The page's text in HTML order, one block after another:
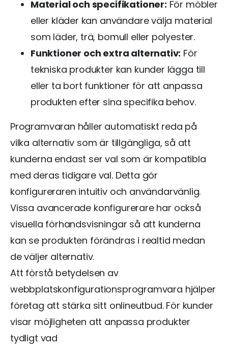
Material och specifikationer: För möbler
eller kläder kan användare välja material
som läder, trä, bomull eller polyester.
Funktioner och extra alternativ: För
tekniska produkter kan kunder lägga till
eller ta bort funktioner för att anpassa
produkten efter sina specifika behov.
Programvaran håller automatiskt reda på
vilka alternativ som är tillgängliga, så att
kunderna endast ser val som är kompatibla
med deras tidigare val. Detta gör
konfigureraren intuitiv och användarvänlig.
Vissa avancerade konfigurerare har också
visuella förhandsvisningar så att kunderna
kan se produkten förändras i realtid medan
de väljer alternativ.
Att förstå betydelsen av
webbplatskonfigurationsprogramvara hjälper
företag att stärka sitt onlineutbud. För kunder
visar möjligheten att anpassa produkter
tydligt vad